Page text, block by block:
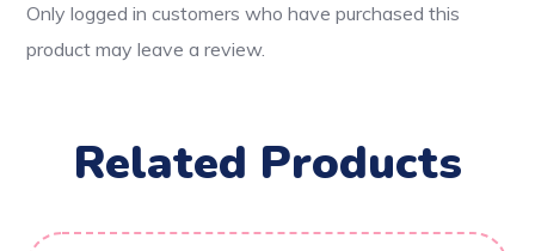
Only logged in customers who have purchased this
product may leave a review.
Related Products